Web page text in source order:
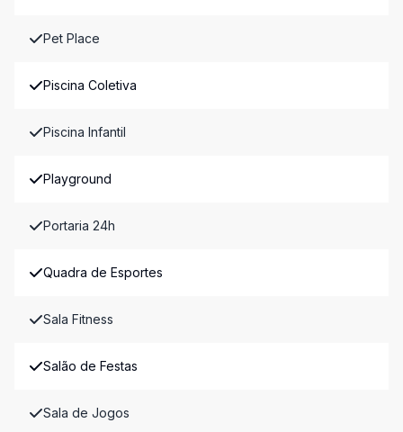
Pet Place
Piscina Coletiva
Piscina Infantil
Playground
Portaria 24h
Quadra de Esportes
Sala Fitness
Salão de Festas
Sala de Jogos